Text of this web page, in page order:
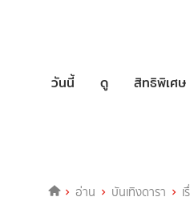
วันนี้ ดู สิทธิพิเศษ
อ่าน บันเทิงดารา